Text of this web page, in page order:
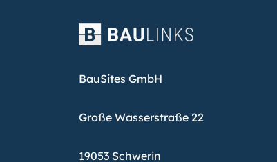
BauSites GmbH
Große Wasserstraße 22
19053 Schwerin